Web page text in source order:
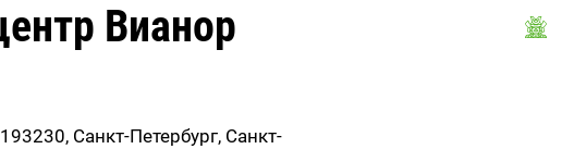
Вианор
Санкт-Петербург, Санкт-